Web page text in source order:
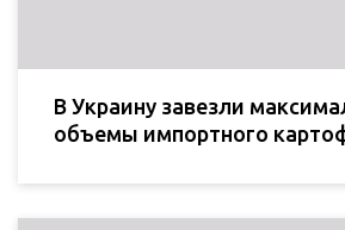
В Украину завезли
объемы импортного